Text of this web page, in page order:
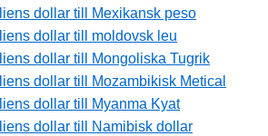
dollar till Mexikansk peso
dollar till moldovsk leu
dollar till Mongoliska Tugrik
dollar till Mozambikisk Metical
dollar till Myanma Kyat
dollar till Namibisk dollar